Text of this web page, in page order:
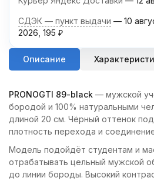
СДЭК — пункт выдачи 10
2026 195 ₽
Описание
PRONOGTI 89-black — мужской
бородой и 100% натуральными
длиной 20 см. Чёрный оттенок
плотность перехода и
Модель подойдёт студентам и
отрабатывать цельный мужской
до линии бороды. Высокий